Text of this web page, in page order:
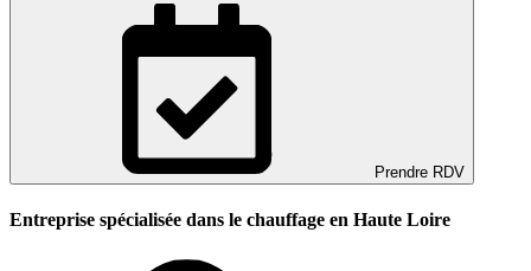
Prendre RDV
Entreprise spécialisée dans le chauffage en Haute Loire